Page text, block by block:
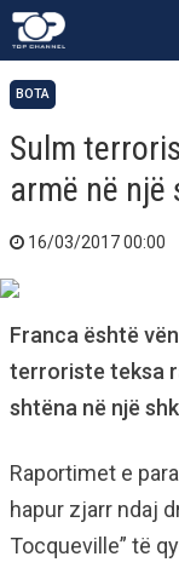
BOTA
Sulm
armë në një
16/03/2017 00:00
Franca është
terroriste teksa
shtëna në një
Raportimet e
hapur zjarr ndaj
Tocqueville” të